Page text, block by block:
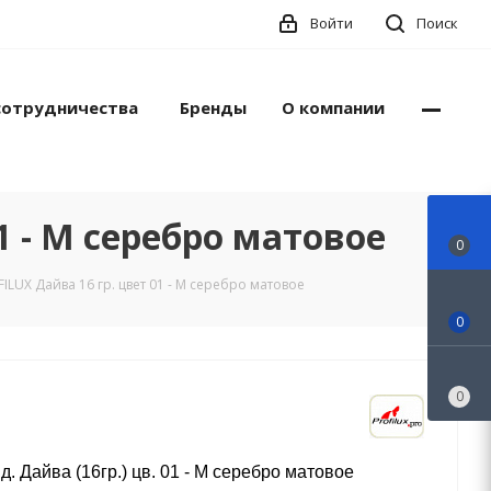
Поиск
Войти
Бренды О компании
- М серебро матовое
Дайва 16 гр. цвет 01 - М серебро матовое
Дайва (16гр.) цв. 01 - М серебро матовое
0
0
0